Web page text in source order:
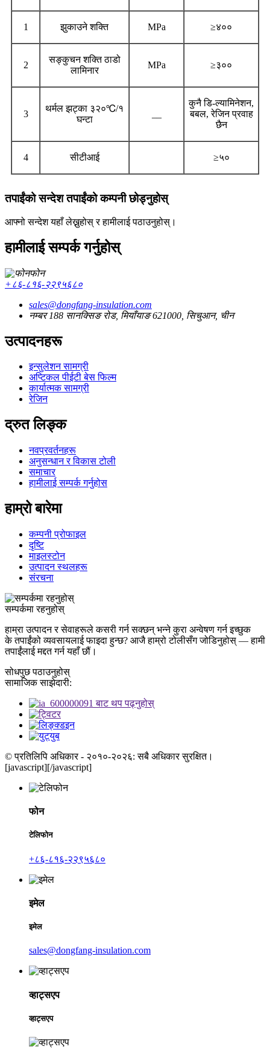
1 झुकाउने शक्ति MPa ≥४००
2
सङ्कुचन शक्ति ठाडो
लामिनार
MPa ≥३००
3
थर्मल झट्का ३२०℃/१
घन्टा
कुनै डि-ल्यामिनेशन,
बबल, रेजिन प्रवाह
छैन
4 सीटीआई ≥५०
तपाईंको सन्देश तपाईंको कम्पनी छोड्नुहोस्
आफ्नो सन्देश यहाँ लेख्नुहोस् र हामीलाई पठाउनुहोस्।
हामीलाई सम्पर्क गर्नुहोस्
फोन
+८६-८१६-२२९५६८०
sales@dongfang-insulation.com
नम्बर 188 सानक्सिङ रोड, मियाँयाङ 621000, सिचुआन, चीन
उत्पादनहरू
इन्सुलेशन सामग्री
अप्टिकल पीईटी बेस फिल्म
कार्यात्मक सामग्री
रेजिन
द्रुत लिङ्क
नवप्रवर्तनहरू
अनुसन्धान र विकास टोली
समाचार
हामीलाई सम्पर्क गर्नुहोस
हाम्रो बारेमा
कम्पनी प्रोफाइल
दृष्टि
माइलस्टोन
उत्पादन स्थलहरू
संरचना
सम्पर्कमा रहनुहोस्
हाम्रा उत्पादन र सेवाहरूले कसरी गर्न सक्छन् भन्ने कुरा अन्वेषण गर्न इच्छुक
के तपाईंको व्यवसायलाई फाइदा हुन्छ? आजै हाम्रो टोलीसँग जोडिनुहोस् — हामी
तपाईंलाई मद्दत गर्न यहाँ छौं।
सोधपुछ पठाउनुहोस्
सामाजिक साझेदारी:
© प्रतिलिपि अधिकार - २०१०-२०२६: सबै अधिकार सुरक्षित।
[javascript][/javascript]
फोन
टेलिफोन
+८६-८१६-२२९५६८०
इमेल
इमेल
sales@dongfang-insulation.com
व्हाट्सएप
व्हाट्सएप